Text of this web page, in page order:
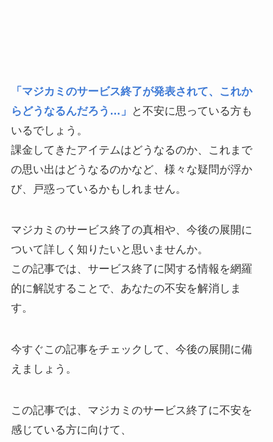
「マジカミのサービス終了が発表されて、これか
らどうなるんだろう…」
と不安に思っている方も
いるでしょう。
課金してきたアイテムはどうなるのか、これまで
の思い出はどうなるのかなど、様々な疑問が浮か
び、戸惑っているかもしれません。
マジカミのサービス終了の真相や、今後の展開に
ついて詳しく知りたいと思いませんか。
この記事では、サービス終了に関する情報を網羅
的に解説することで、あなたの不安を解消しま
す。
今すぐこの記事をチェックして、今後の展開に備
えましょう。
この記事では、マジカミのサービス終了に不安を
感じている方に向けて、